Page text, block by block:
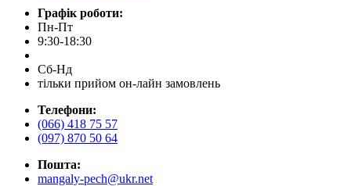
Графік роботи:
Пн-Пт
9:30-18:30
Сб-Нд
тільки прийом он-лайн замовлень
Телефони:
(066) 418 75 57
(097) 870 50 64
Пошта:
mangaly-pech@ukr.net